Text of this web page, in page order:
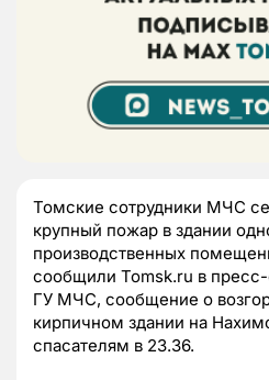
Томские сотрудники МЧС
крупный пожар в здании
производственных
сообщили Tomsk.ru в
ГУ МЧС, сообщение о
кирпичном здании на
спасателям в 23.36.